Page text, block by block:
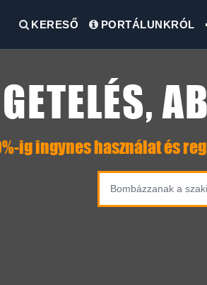
KERESŐ PORTÁLUNKRÓL
ig ingynes használat és